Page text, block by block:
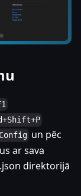
un pēc
ar sava
direktorijā